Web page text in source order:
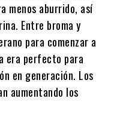
menos aburrido, así
Entre broma y
para comenzar a
era perfecto para
en generación. Los
aumentando los